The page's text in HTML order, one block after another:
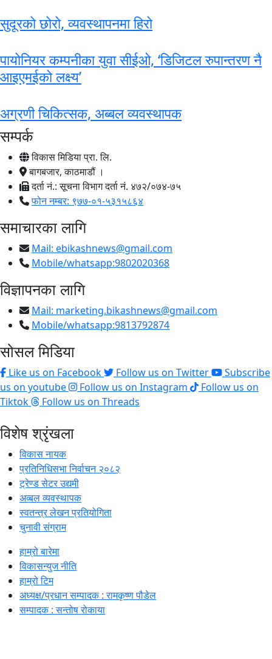
सुदूरको छोरो, व्यवस्थापनमा हिरो
पायोनियर कम्पनीका युवा सीईओ, ‘डिजिटल रुपान्तरण नै
आइएमईको लक्ष्य’
अग्रणी चिकित्सक, अब्बल व्यवस्थापक
सम्पर्क
विकास मिडिया प्रा. लि.
बागबजार, काठमाडौं ।
दर्ता नं.: सूचना विभाग दर्ता नं. ४७२/०७४-७५
फोन नम्बर: ९७७-०१-५३१५८६४
समाचारका लागि
Mail: ebikashnews@gmail.com
Mobile/whatsapp:9802020368
विज्ञापनका लागि
Mail: marketing.bikashnews@gmail.com
Mobile/whatsapp:9813792874
सोसल मिडिया
Like us on Facebook Follow us on Twitter
Subscribe
us on youtube
Follow us on Instagram
Follow us on
Tiktok
Follow us on Threads
विशेष श्रृंखला
विकास नायक
प्रतिनिधिसभा निर्वाचन २०८२
ट्रेण्ड सेटर उद्यमी
अव्बल व्यवस्थापक
स्वतन्त्र लेखन प्रतियोगिता
चुनावी संग्राम
हाम्रो बारेमा
विकासन्युज नीति
हाम्रो टिम
अध्यक्ष/प्रधान सम्पादक : रामकृष्ण पौडेल
सम्पादक : सन्तोष रोकाया